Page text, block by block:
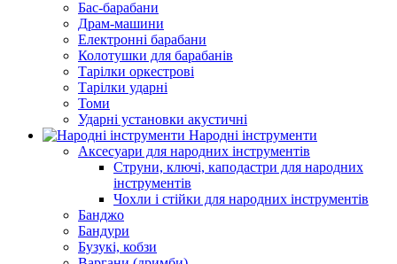
Бас-барабани
Драм-машини
Електронні барабани
Колотушки для барабанів
Тарілки оркестрові
Тарілки ударні
Томи
Ударні установки акустичні
Народні інструменти
Аксесуари для народних інструментів
Струни, ключі, каподастри для народних
інструментів
Чохли і стійки для народних інструментів
Банджо
Бандури
Бузукі, кобзи